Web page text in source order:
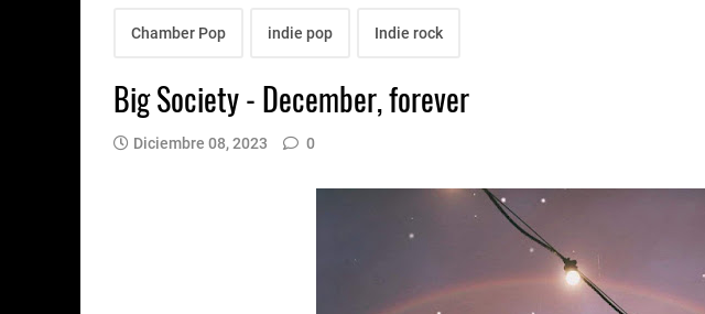
Chamber Pop indie pop Indie rock
Big Society - December, forever
Diciembre 08, 2023 0